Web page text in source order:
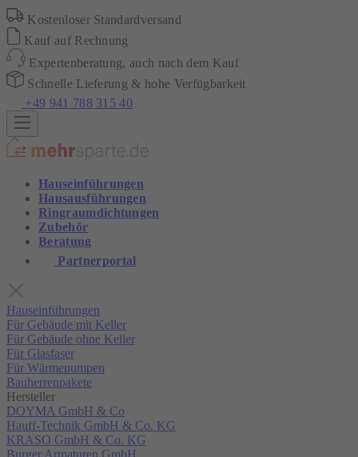
Kostenloser Standardversand
Kauf auf Rechnung
Expertenberatung, auch nach dem Kauf
Schnelle Lieferung & hohe Verfügbarkeit
+49 941 788 315 40
Hauseinführungen
Hausausführungen
Ringraumdichtungen
Zubehör
Beratung
Partnerportal
Hauseinführungen
Für Gebäude mit Keller
Für Gebäude ohne Keller
Für Glasfaser
Für Wärmepumpen
Bauherrenpakete
Hersteller
DOYMA GmbH & Co
Hauff-Technik GmbH & Co. KG
KRASO GmbH & Co. KG
Burger Armaturen GmbH